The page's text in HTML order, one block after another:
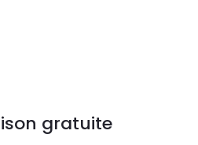
gratuite